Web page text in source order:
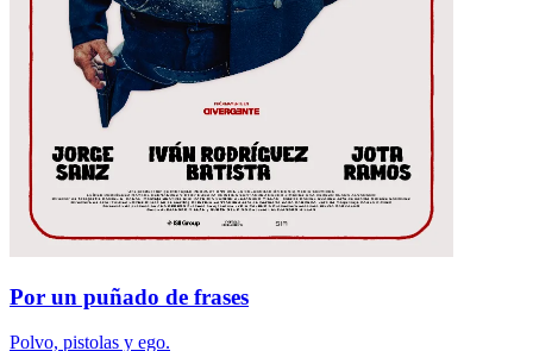
Por un puñado de frases
Polvo, pistolas y ego.